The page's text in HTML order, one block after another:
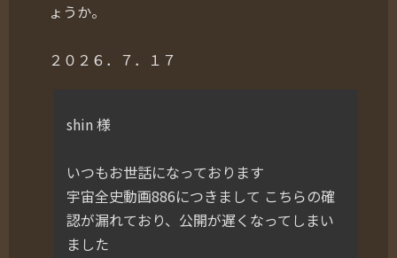
ょうか。
２０２６．７．１７
shin 様
いつもお世話になっております
宇宙全史動画886につきまして こちらの確
認が漏れており、公開が遅くなってしまい
ました